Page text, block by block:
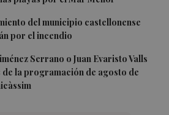
del municipio castellonense
por el incendio
Serrano o Juan Evaristo Valls
la programación de agosto de